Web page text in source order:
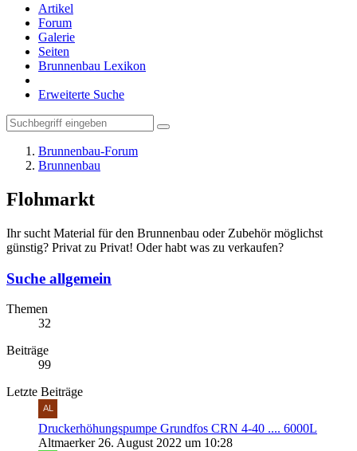
Artikel
Forum
Galerie
Seiten
Brunnenbau Lexikon
Erweiterte Suche
Brunnenbau-Forum
Brunnenbau
Flohmarkt
Ihr sucht Material für den Brunnenbau oder Zubehör möglichst
günstig? Privat zu Privat! Oder habt was zu verkaufen?
Suche allgemein
Themen
32
Beiträge
99
Letzte Beiträge
Druckerhöhungspumpe Grundfos CRN 4-40 .... 6000L
Altmaerker 26. August 2022 um 10:28